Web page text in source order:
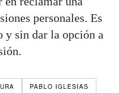
personales. Es
y sin dar la opción a
PABLO IGLESIAS